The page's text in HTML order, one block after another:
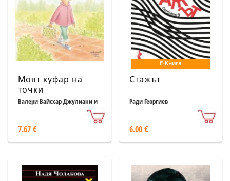
Моят куфар на
точки
Валери Вайсхар Джулиани и
7.67 €
Е-Книга
Стажът
Ради Георгиев
6.00 €